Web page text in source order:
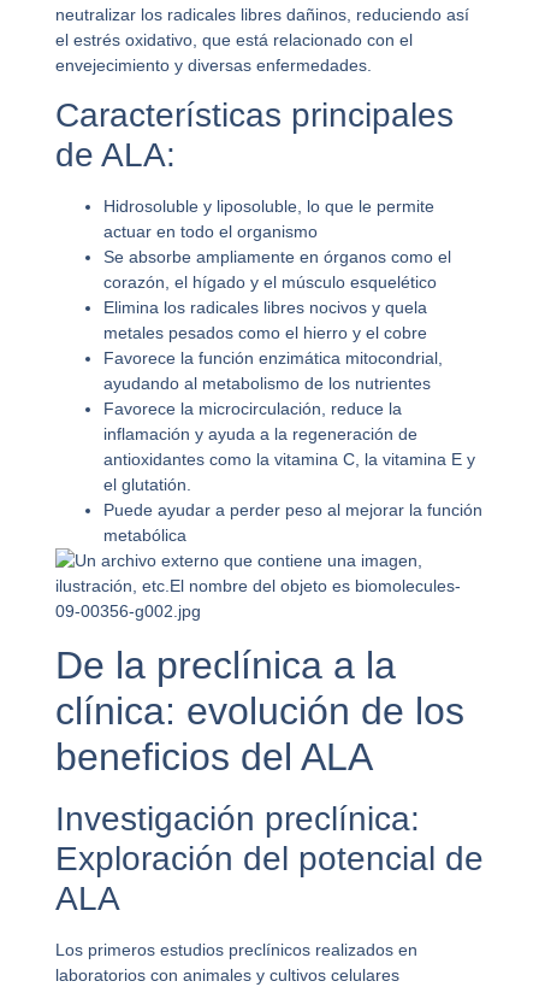
neutralizar los radicales libres dañinos, reduciendo así
el estrés oxidativo, que está relacionado con el
envejecimiento y diversas enfermedades.
Características principales
de ALA:
Hidrosoluble y liposoluble, lo que le permite
actuar en todo el organismo
Se absorbe ampliamente en órganos como el
corazón, el hígado y el músculo esquelético
Elimina los radicales libres nocivos y quela
metales pesados como el hierro y el cobre
Favorece la función enzimática mitocondrial,
ayudando al metabolismo de los nutrientes
Favorece la microcirculación, reduce la
inflamación y ayuda a la regeneración de
antioxidantes como la vitamina C, la vitamina E y
el glutatión.
Puede ayudar a perder peso al mejorar la función
metabólica
De la preclínica a la
clínica: evolución de los
beneficios del ALA
Investigación preclínica:
Exploración del potencial de
ALA
Los primeros estudios preclínicos realizados en
laboratorios con animales y cultivos celulares